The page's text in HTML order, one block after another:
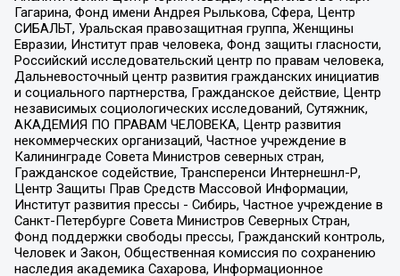
Гагарина, Фонд имени Андрея Рылькова, Сфера, Центр
СИБАЛЬТ, Уральская правозащитная группа, Женщины
Евразии, Институт прав человека, Фонд защиты гласности,
Российский исследовательский центр по правам человека,
Дальневосточный центр развития гражданских инициатив
и социального партнерства, Гражданское действие, Центр
независимых социологических исследований, Сутяжник,
АКАДЕМИЯ ПО ПРАВАМ ЧЕЛОВЕКА, Центр развития
некоммерческих организаций, Частное учреждение в
Калининграде Совета Министров северных стран,
Гражданское содействие, Трансперенси Интернешнл-Р,
Центр Защиты Прав Средств Массовой Информации,
Институт развития прессы - Сибирь, Частное учреждение в
Санкт-Петербурге Совета Министров Северных Стран,
Фонд поддержки свободы прессы, Гражданский контроль,
Человек и Закон, Общественная комиссия по сохранению
наследия академика Сахарова, Информационное